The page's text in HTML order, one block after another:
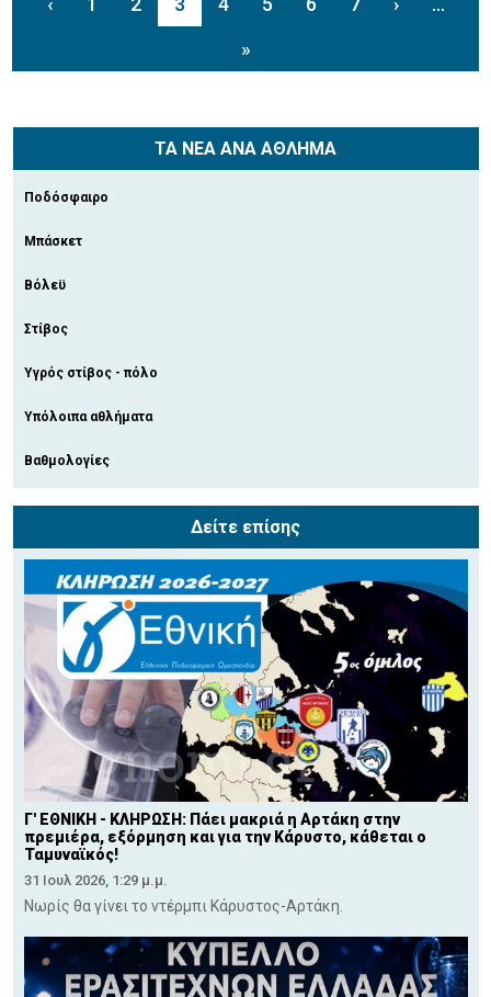
»
ΤΑ ΝΕΑ ΑΝΑ ΑΘΛΗΜΑ
Ποδόσφαιρο
Μπάσκετ
Βόλεϋ
Στίβος
Υγρός στίβος - πόλο
Υπόλοιπα αθλήματα
Βαθμολογίες
Δείτε επίσης
Γ' ΕΘΝΙΚΗ - ΚΛΗΡΩΣΗ: Πάει μακριά η Αρτάκη στην
πρεμιέρα, εξόρμηση και για την Κάρυστο, κάθεται ο
Ταμυναϊκός!
31 Ιουλ 2026, 1:29 μ.μ.
Νωρίς θα γίνει το ντέρμπι Κάρυστος-Αρτάκη.